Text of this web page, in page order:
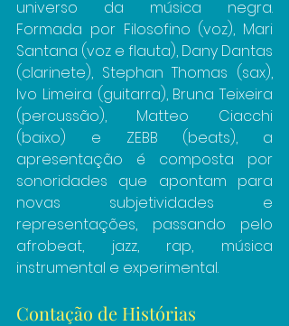
universo da música negra.
Formada por Filosofino (voz), Mari
Santana (voz e flauta), Dany Dantas
(clarinete), Stephan Thomas (sax),
Ivo Limeira (guitarra), Bruna Teixeira
(percussão), Matteo Ciacchi
(baixo) e ZEBB (beats), a
apresentação é composta por
sonoridades que apontam para
novas subjetividades e
representações, passando pelo
afrobeat, jazz, rap, música
instrumental e experimental.
Contação de Histórias